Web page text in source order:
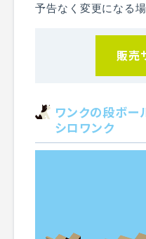
予告なく変更になる
販売
ワンクの段ボー
シロワンク